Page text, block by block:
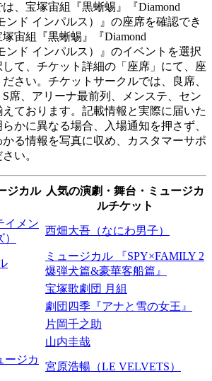
、宝塚宙組『黒蜥蜴』『Diamond
ンド インパルス）』の座席を確認でき
宙組『黒蜥蜴』『Diamond
ンド インパルス）』のイベントを選択
て、チケット詳細の「座席」にて、座
さい。チケットサークルでは、良席、
席、アリーナ最前列、メンステ、セン
ております。記載情報と実際に届いた
かに異なる場合、入場通知を押さず、
る情報を写真に収め、カスタマーサポ
い。
ジカル
人気の演劇・舞台・ミュージカ
ルチケット
イメン
西畑大吾（なにわ男子）
ミュージカル 『SPY×FAMILY 2
爆弾犬篇&豪華客船篇』
宝塚歌劇団 月組
劇団四季『アナと雪の女王』
片岡千之助
山内圭哉
ージカ
宮原浩暢（LE VELVETS）